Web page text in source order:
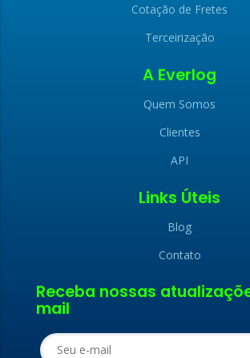
Cotação de Fretes
Terceirização
A Everlog
Quem Somos
Clientes
API
Links Úteis
Blog
Contato
Receba nossas
mail
FALE
LIGAMOS